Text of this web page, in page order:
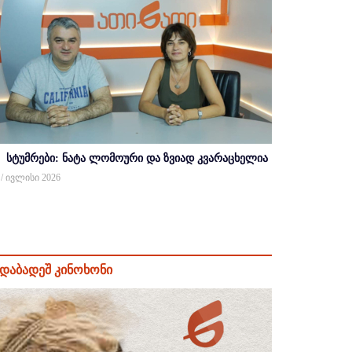
სტუმრები: ნატა ლომოური და ზვიად კვარაცხელია
/ ივლისი 2026
კინოხონი